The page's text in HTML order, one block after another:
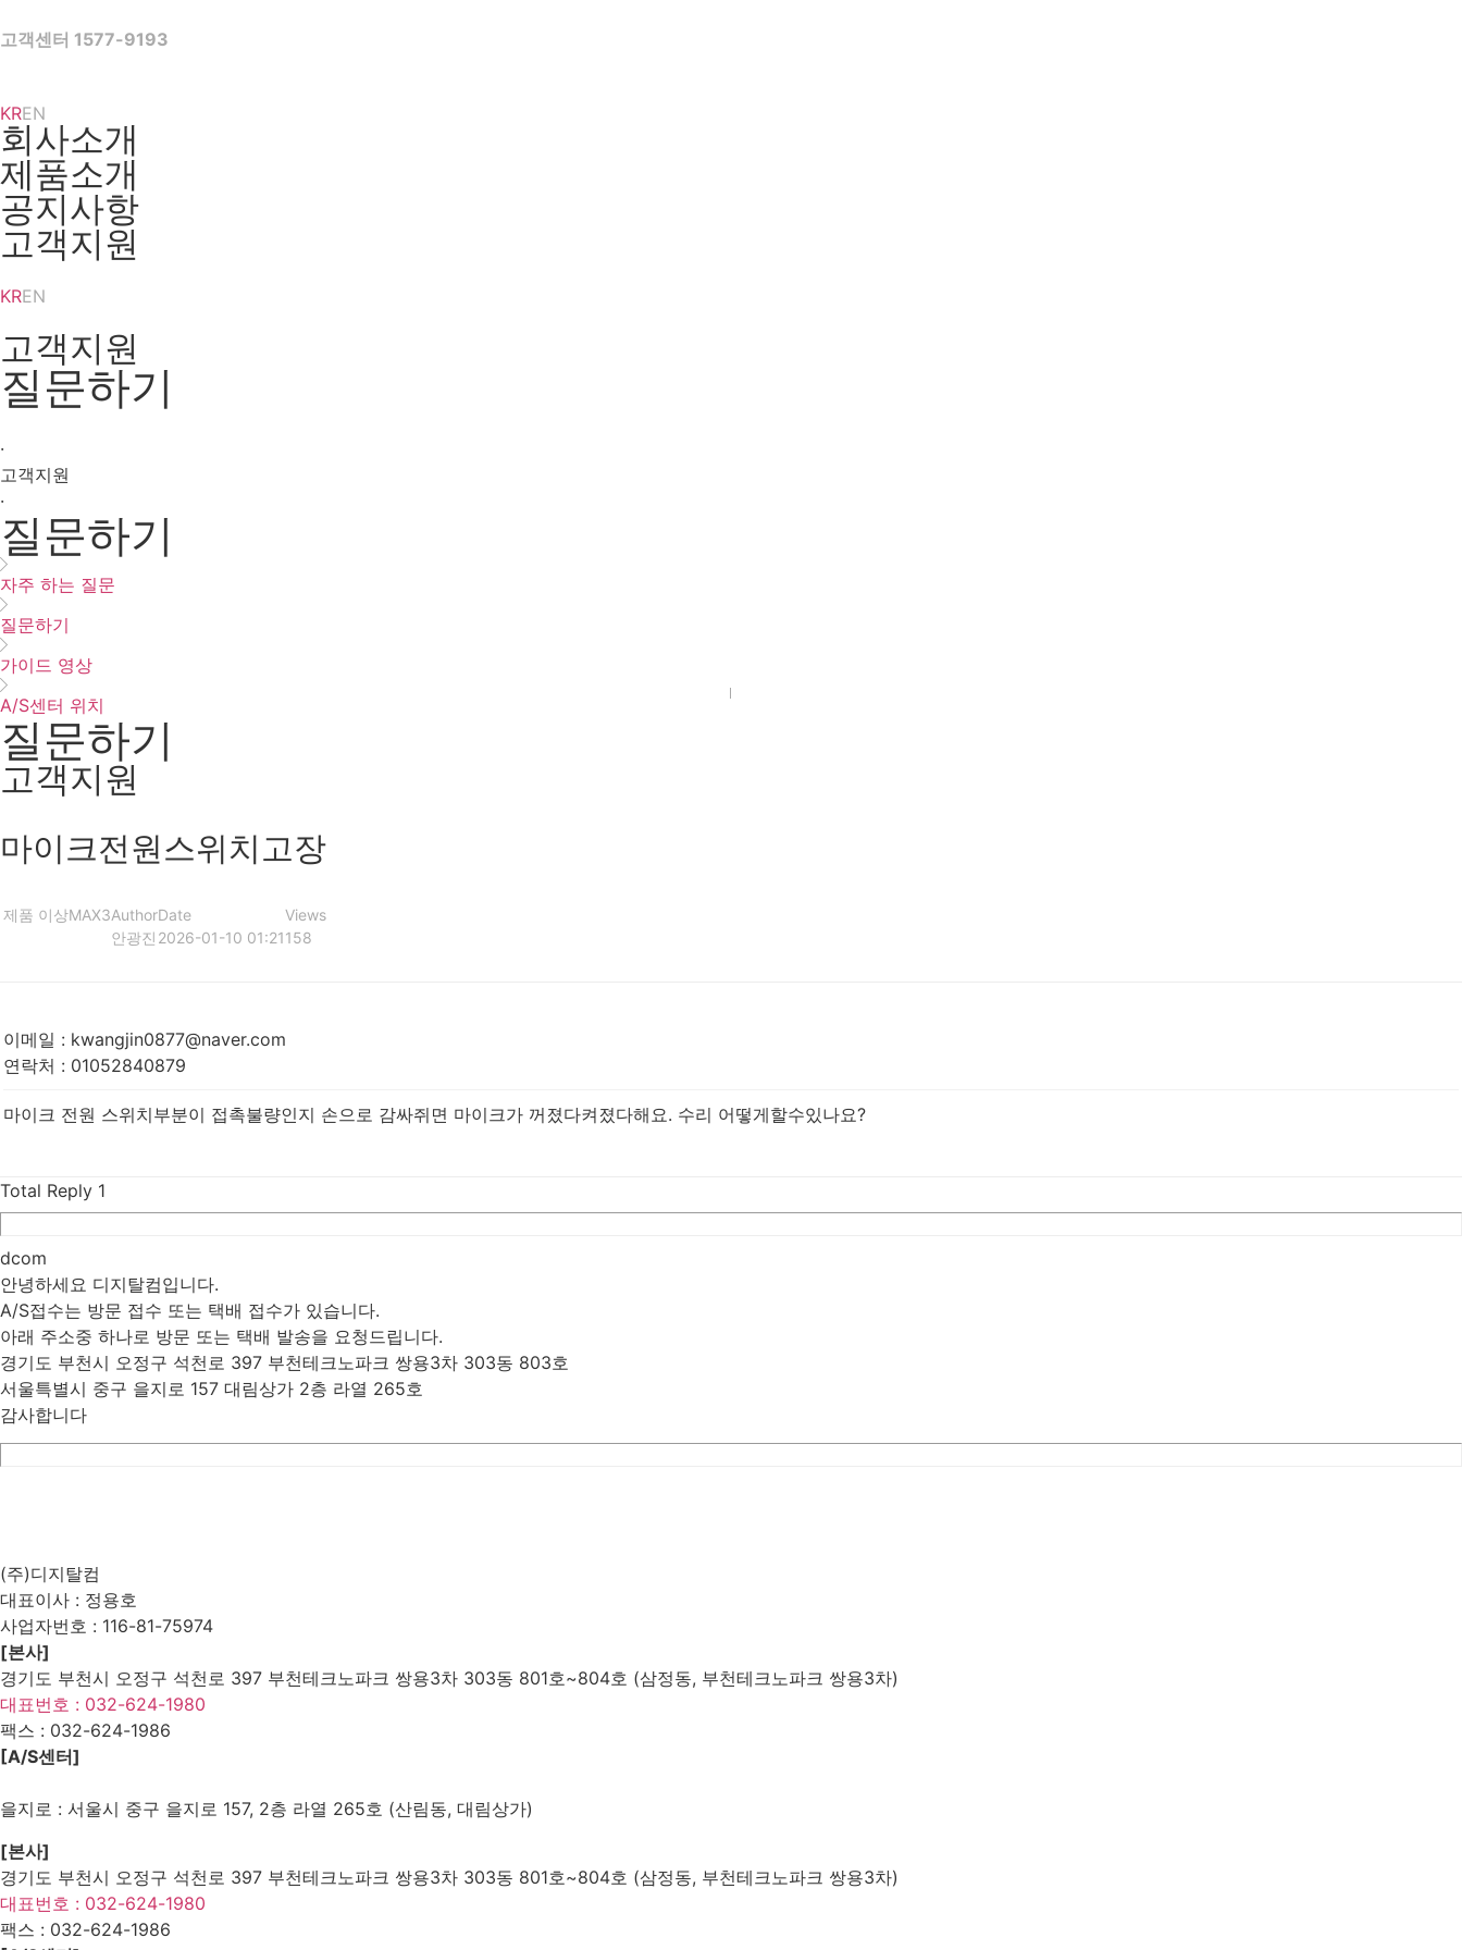
to
고객센터 1577-9193
KREN
회사소개
제품소개
공지사항
고객지원
KREN
고객지원
질문하기
·
고객지원
·
질문하기
자주 하는 질문
질문하기
가이드 영상
A/S센터 위치
질문하기
고객지원
마이크전원스위치고장
제품 이상MAX3Author
안광진
Date
2026-01-10 01:21
Views
158
이메일 : kwangjin0877@naver.com
연락처 : 01052840879
마이크 전원 스위치부분이 접촉불량인지 손으로 감싸쥐면 마이크가 꺼졌다켜졌다해요. 수리 어떻게할수있나요?
Total Reply 1
dcom
안녕하세요 디지탈컴입니다.
A/S접수는 방문 접수 또는 택배 접수가 있습니다.
아래 주소중 하나로 방문 또는 택배 발송을 요청드립니다.
경기도 부천시 오정구 석천로 397 부천테크노파크 쌍용3차 303동 803호
서울특별시 중구 을지로 157 대림상가 2층 라열 265호
감사합니다
(주)디지탈컴
대표이사 : 정용호
사업자번호 : 116-81-75974
[본사]
경기도 부천시 오정구 석천로 397 부천테크노파크 쌍용3차 303동 801호~804호 (삼정동, 부천테크노파크 쌍용3차)
대표번호 : 032-624-1980
팩스 : 032-624-1986
[A/S센터]
을지로 : 서울시 중구 을지로 157, 2층 라열 265호 (산림동, 대림상가)
[본사]
경기도 부천시 오정구 석천로 397 부천테크노파크 쌍용3차 303동 801호~804호 (삼정동, 부천테크노파크 쌍용3차)
대표번호 : 032-624-1980
팩스 : 032-624-1986